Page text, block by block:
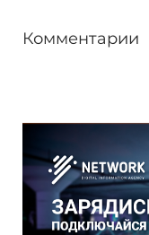
Комментарии